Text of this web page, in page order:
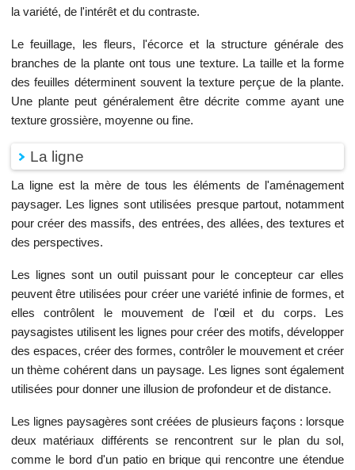
la variété, de l'intérêt et du contraste.
Le feuillage, les fleurs, l'écorce et la structure générale des
branches de la plante ont tous une texture. La taille et la forme
des feuilles déterminent souvent la texture perçue de la plante.
Une plante peut généralement être décrite comme ayant une
texture grossière, moyenne ou fine.
La ligne
La ligne est la mère de tous les éléments de l'aménagement
paysager. Les lignes sont utilisées presque partout, notamment
pour créer des massifs, des entrées, des allées, des textures et
des perspectives.
Les lignes sont un outil puissant pour le concepteur car elles
peuvent être utilisées pour créer une variété infinie de formes, et
elles contrôlent le mouvement de l'œil et du corps. Les
paysagistes utilisent les lignes pour créer des motifs, développer
des espaces, créer des formes, contrôler le mouvement et créer
un thème cohérent dans un paysage. Les lignes sont également
utilisées pour donner une illusion de profondeur et de distance.
Les lignes paysagères sont créées de plusieurs façons : lorsque
deux matériaux différents se rencontrent sur le plan du sol,
comme le bord d'un patio en brique qui rencontre une étendue